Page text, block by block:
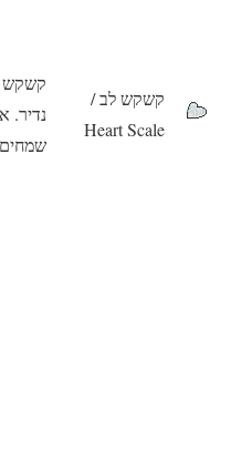
קשקש לב /
Heart Scale
קשקש
נדיר.